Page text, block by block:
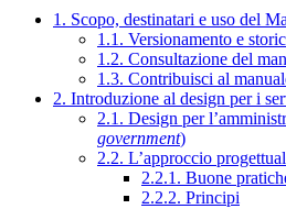
1. Scopo, destinatari e uso del
1.1. Versionamento e
1.2. Consultazione del
1.3. Contribuisci al
2. Introduzione al design per i
2.1. Design per
government)
2.2. L’approccio
2.2.1. Buone
2.2.2. Principi